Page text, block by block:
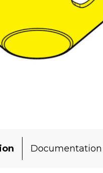
Documentation